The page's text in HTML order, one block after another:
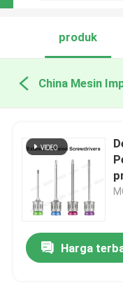
produk
China Mesin
Harga